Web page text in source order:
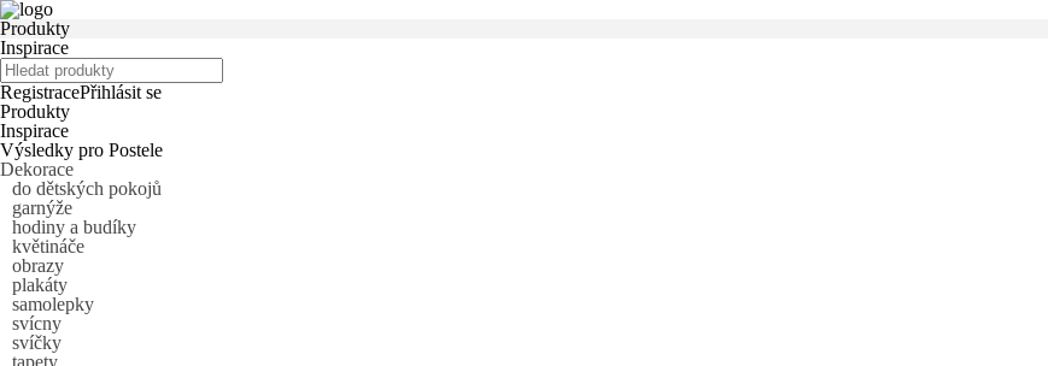
Produkty
Inspirace
RegistracePřihlásit se
Produkty
Inspirace
Výsledky pro Postele
Dekorace
do dětských pokojů
garnýže
hodiny a budíky
květináče
obrazy
plakáty
samolepky
svícny
svíčky
tapety